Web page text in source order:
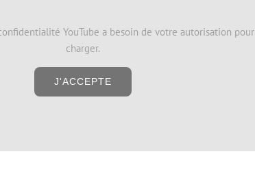
YouTube a besoin de votre autorisation pour
charger.
J'ACCEPTE